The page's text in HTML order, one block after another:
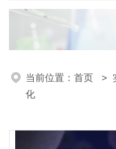
当前位置：首页 >
化